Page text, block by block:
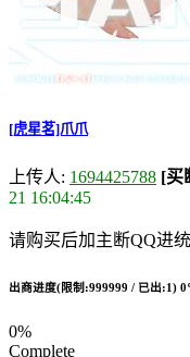
[虎星茗]爪爪
上传人: 1694425788 [买
21 16:04:45
请购买后加主断QQ进
出商进度(限制:999999 / 已出:1)
0%
Complete